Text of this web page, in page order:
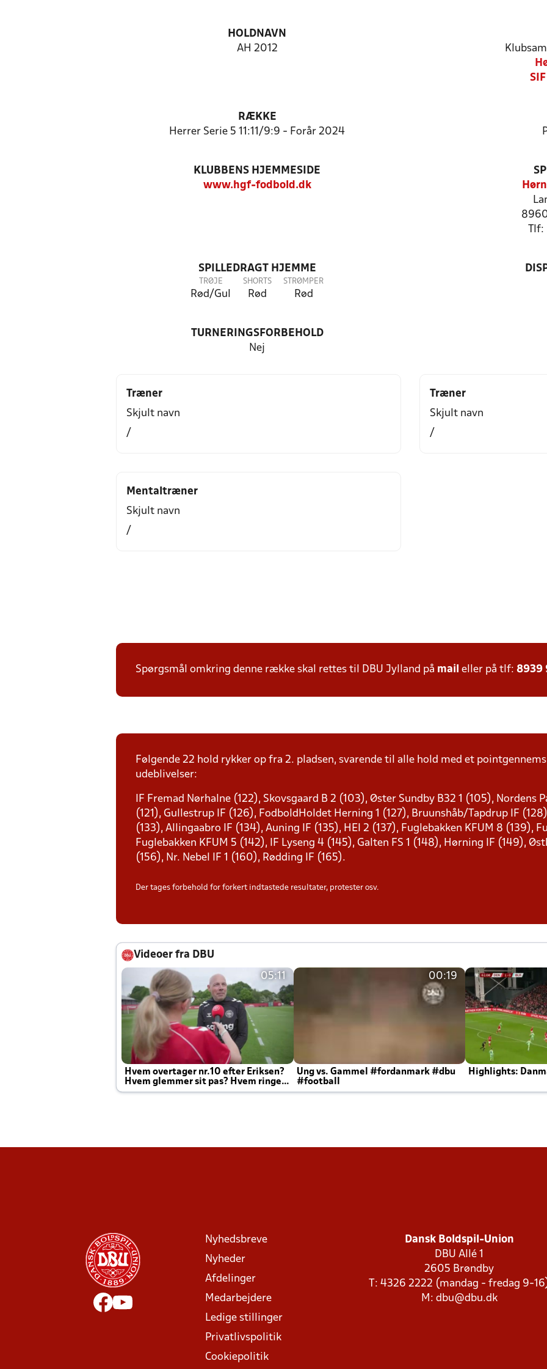
HOLDNAVN
AH 2012
RÆKKE
Herrer Serie 5 11:11/9:9 - Forår 2024
KLUBBENS HJEMMESIDE
www.hgf-fodbold.dk
SPILLEDRAGT HJEMME
TRØJE
Rød/Gul
SHORTS
Rød
STRØMPER
Rød
TURNERINGSFORBEHOLD
Nej
Træner
Skjult navn
/
Træner
Skjult navn
/
Mentaltræner
Skjult navn
/
Spørgsmål omkring denne række skal rettes til DBU Jylland på mail eller på tlf: 8939
Følgende 22 hold rykker op fra 2. pladsen, svarende til alle hold med et
udeblivelser:
IF Fremad Nørhalne (122), Skovsgaard B 2 (103), Øster Sundby B32 1 (105), Nordens
(121), Gullestrup IF (126), FodboldHoldet Herning 1 (127), Bruunshåb/Tapdrup IF
(133), Allingaabro IF (134), Auning IF (135), HEI 2 (137), Fuglebakken KFUM 8 (139),
Fuglebakken KFUM 5 (142), IF Lyseng 4 (145), Galten FS 1 (148), Hørning IF (149),
(156), Nr. Nebel IF 1 (160), Rødding IF (165).
Der tages forbehold for forkert indtastede resultater, protester osv.
Videoer fra DBU
05:11
Hvem overtager nr.10 efter Eriksen?
Hvem glemmer sit pas? Hvem ringer
Joachim altid til efter kampe?
00:19
Ung vs. Gammel #fordanmark #dbu
#football
Highlights:
Nyhedsbreve
Nyheder
Afdelinger
Medarbejdere
Ledige stillinger
Privatlivspolitik
Cookiepolitik
Dansk Boldspil-Union
DBU Allé 1
2605 Brøndby
T: 4326 2222 (mandag - fredag 9-
M: dbu@dbu.dk